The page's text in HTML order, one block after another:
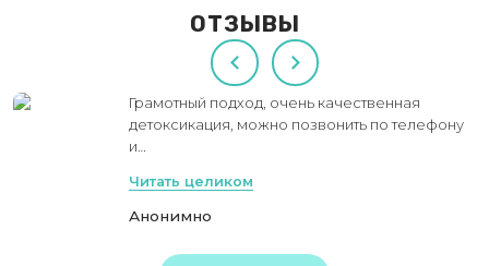
ОТЗЫВЫ
Грамотный подход, очень качественная
детоксикация, можно позвонить по телефону
и…
Читать целиком
Анонимно